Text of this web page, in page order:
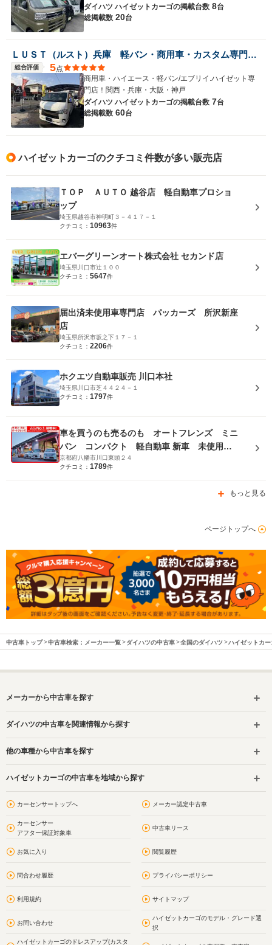
ダイハツ ハイゼットカーゴの掲載台数 8台
総掲載数 20台
ＬＵＳＴ（ルスト）兵庫 軽バン・商用車・カスタム専門店 遊ぶ働く車
総合評価 5点
商用車・ハイエース・軽バン/エブリイ.ハイゼット専
門店！関西・兵庫・大阪・神戸
ダイハツ ハイゼットカーゴの掲載台数 7台
総掲載数 60台
ハイゼットカーゴのクチコミ件数が多い販売店
ＴＯＰ ＡＵＴＯ 越谷店 軽自動車プロショ
ップ
埼玉県越谷市神明町３－４１７－１
クチコミ： 10963件
エバーグリーンオート株式会社 セカンド店
埼玉県川口市辻１００
クチコミ： 5647件
届出済未使用車専門店 パッカーズ 所沢新座
店
埼玉県所沢市坂之下１７－１
クチコミ： 2206件
ホクエツ自動車販売 川口本社
埼玉県川口市芝４４２４－１
クチコミ： 1797件
車を買うのも売るのも オートフレンズ ミニ
バン コンパクト 軽自動車 新車 未使用
車 安心販売 高額買取 安心車検 安心整備
京都府八幡市川口東頭２４
クチコミ： 1789件
もっと見る
ページトップへ
中古車トップ 中古車検索：メーカー一覧 ダイハツの中古車 全国のダイハツ ハイゼットカ
メーカーから中古車を探す
ダイハツの中古車を関連情報から探す
他の車種から中古車を探す
ハイゼットカーゴの中古車を地域から探す
カーセンサートップへ メーカー認定中古車
カーセンサー
アフター保証対象車
中古車リース
お気に入り 閲覧履歴
問合わせ履歴 プライバシーポリシー
利用規約 サイトマップ
お問い合わせ
ハイゼットカーゴのモデル・グレード選
択
ハイゼットカーゴのドレスアップ(カスタ